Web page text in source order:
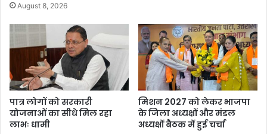
August 8, 2026
पात्र लोगों को सरकारी
योजनाओं का सीधे मिल रहा
लाभः धामी
मिशन 2027 को लेकर भाजपा
के जिला अध्यक्षों और मंडल
अध्यक्षों बैठक में हुई चर्चा